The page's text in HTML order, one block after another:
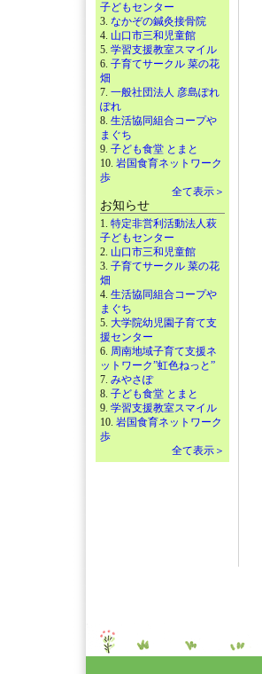
子どもセンター
3. なかぞの鍼灸接骨院
4. 山口市三和児童館
5. 学習支援教室スマイル
6. 子育てサークル 菜の花
畑
7. 一般社団法人 彦島ぽれ
ぽれ
8. 生活協同組合コープや
まぐち
9. 子ども食堂 とまと
10. 岩国食育ネットワーク
歩
全て表示＞
お知らせ
1. 特定非営利活動法人萩
子どもセンター
2. 山口市三和児童館
3. 子育てサークル 菜の花
畑
4. 生活協同組合コープや
まぐち
5. 大学院幼児園子育て支
援センター
6. 周南地域子育て支援ネ
ットワーク”虹色ねっと”
7. みやさぽ
8. 子ども食堂 とまと
9. 学習支援教室スマイル
10. 岩国食育ネットワーク
歩
全て表示＞